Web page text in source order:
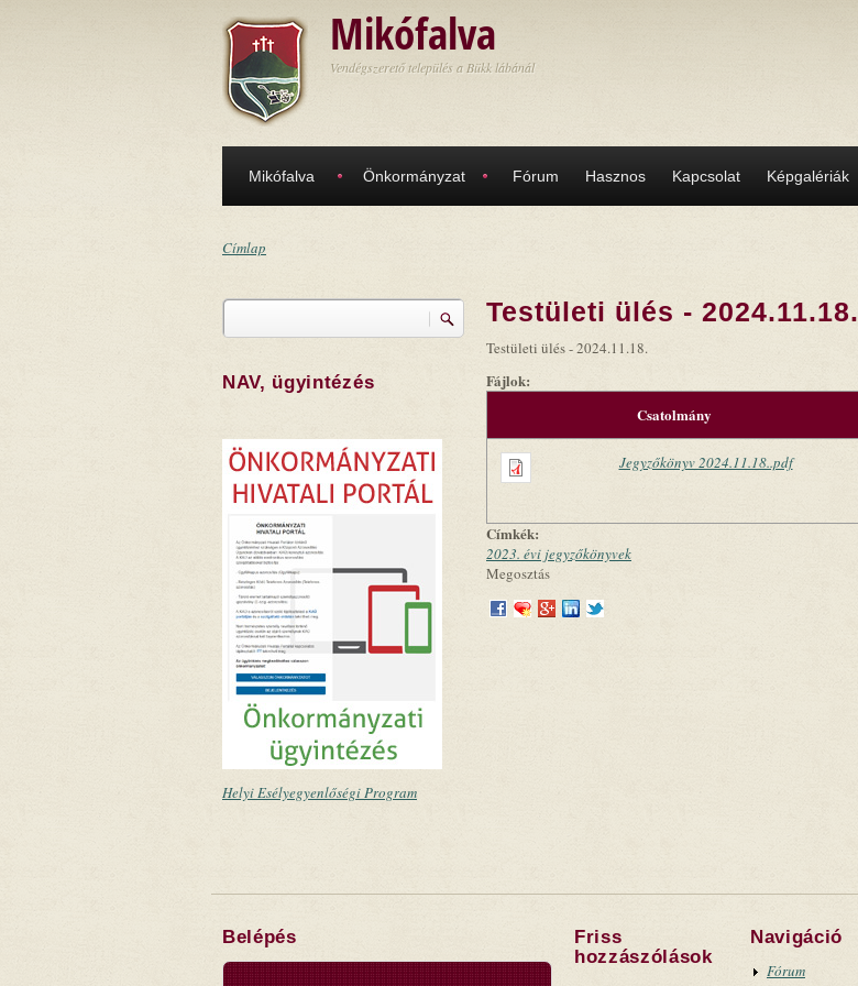
Mikófalva
Vendégszerető település a Bükk lábánál
Mikófalva Önkormányzat Fórum Hasznos Kapcsolat Képgalériák
Címlap
Keresés
NAV, ügyintézés
Helyi Esélyegyenlőségi Program
Testületi ülés - 2024.11.18.
Testületi ülés - 2024.11.18.
Fájlok:
Csatolmány
Jegyzőkönyv 2024.11.18..pdf
Címkék:
2023. évi jegyzőkönyvek
Megosztás
Belépés
Friss
hozzászólások
Navigáció
Fórum